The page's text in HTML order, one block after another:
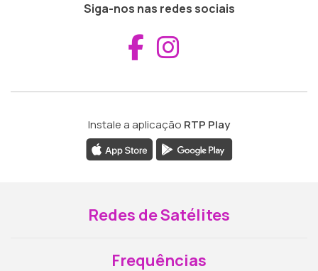
Siga-nos nas redes sociais
Aceder ao
Instale a aplicação RTP Play
Redes de Satélites
Frequências